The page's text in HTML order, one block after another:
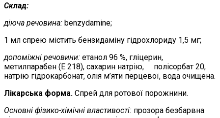
Склад:
діюча речовина: benzydamine;
1 мл спрею містить бензидаміну гідрохлориду 1,5 мг;
допоміжні речовини: етанол 96 %, гліцерин,
метилпарабен (Е 218), сахарин натрію, полісорбат 20,
натрію гідрокарбонат, олія м’яти перцевої, вода очищена.
Лікарська форма. Cпрей для ротової порожнини.
Основні фізико-хімічні властивості: прозора безбарвна